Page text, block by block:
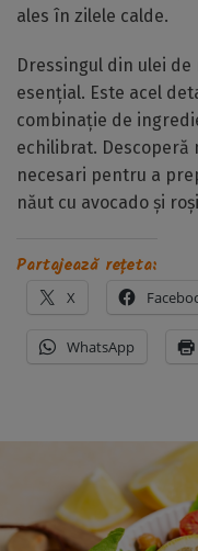
ales în zilele calde.
Dressingul din ulei de
esențial. Este acel
combinație de
echilibrat. Descoperă
necesari pentru a
năut cu avocado și
Partajează rețeta:
X
WhatsApp